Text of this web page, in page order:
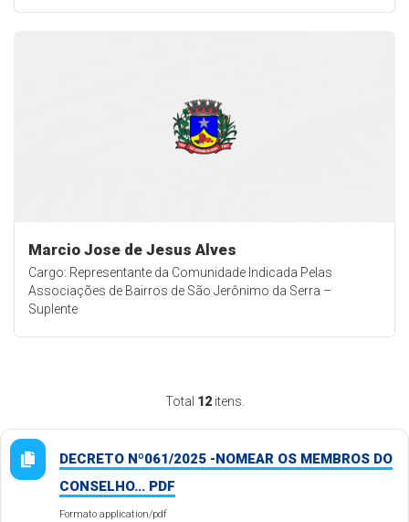
Marcio Jose de Jesus Alves
Cargo: Representante da Comunidade Indicada Pelas
Associações de Bairros de São Jerônimo da Serra –
Suplente
Total 12itens.
DECRETO Nº061/2025 -NOMEAR OS MEMBROS DO
CONSELHO... PDF
Formato application/pdf